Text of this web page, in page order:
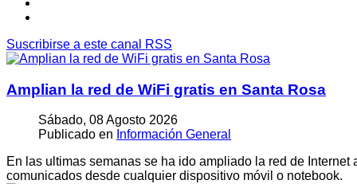
Suscribirse a este canal RSS
Amplian la red de WiFi gratis en Santa Rosa
Sábado, 08 Agosto 2026
Publicado en Información General
En las ultimas semanas se ha ido ampliado la red de
comunicados desde cualquier dispositivo móvil o notebook.